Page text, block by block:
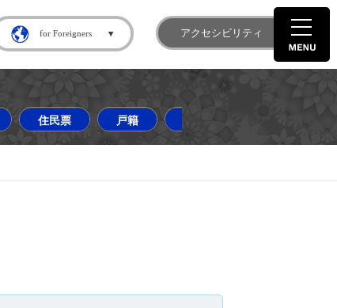
for Foreigners アクセシビリティ
住民票 戸籍 道の駅はなわ